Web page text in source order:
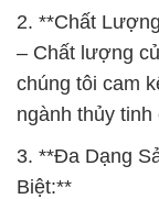
2. **Chất
– Chất lượng
chúng tôi cam
ngành thủy
3. **Đa Dạng
Biệt:**